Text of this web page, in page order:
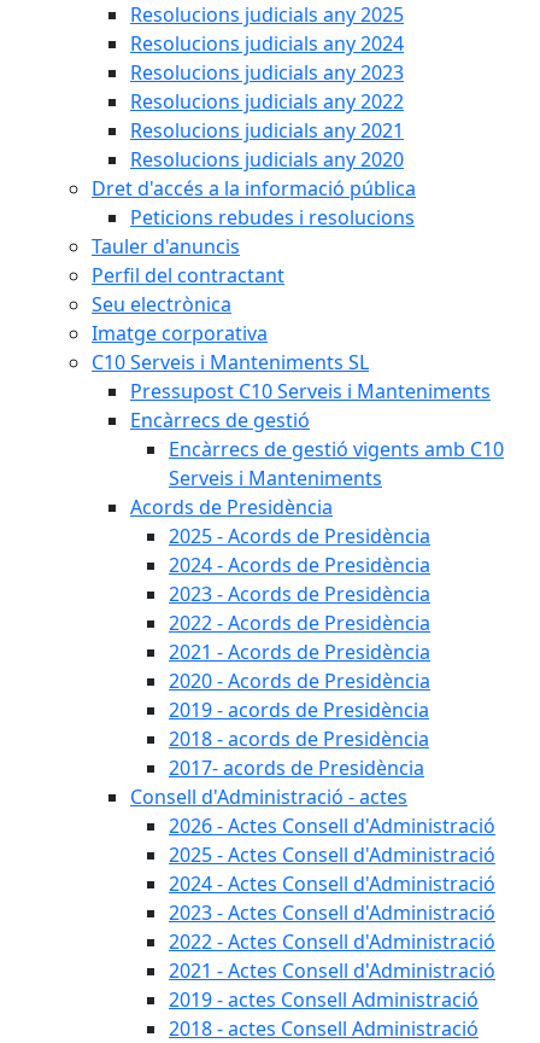
Resolucions judicials any 2025
Resolucions judicials any 2024
Resolucions judicials any 2023
Resolucions judicials any 2022
Resolucions judicials any 2021
Resolucions judicials any 2020
Dret d'accés a la informació pública
Peticions rebudes i resolucions
Tauler d'anuncis
Perfil del contractant
Seu electrònica
Imatge corporativa
C10 Serveis i Manteniments SL
Pressupost C10 Serveis i Manteniments
Encàrrecs de gestió
Encàrrecs de gestió vigents amb C10
Serveis i Manteniments
Acords de Presidència
2025 - Acords de Presidència
2024 - Acords de Presidència
2023 - Acords de Presidència
2022 - Acords de Presidència
2021 - Acords de Presidència
2020 - Acords de Presidència
2019 - acords de Presidència
2018 - acords de Presidència
2017- acords de Presidència
Consell d'Administració - actes
2026 - Actes Consell d'Administració
2025 - Actes Consell d'Administració
2024 - Actes Consell d'Administració
2023 - Actes Consell d'Administració
2022 - Actes Consell d'Administració
2021 - Actes Consell d'Administració
2019 - actes Consell Administració
2018 - actes Consell Administració